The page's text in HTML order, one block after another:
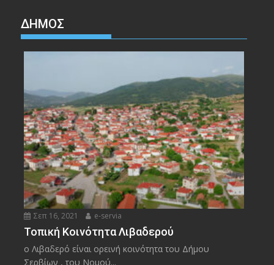
ΔΉΜΟΣ
Σεπ 16, 2021 e-servia
Τοπική Κοινότητα Λιβαδερού
ο Λιβαδερό είναι ορεινή κοινότητα του Δήμου
Σερβίων , του Νομού...